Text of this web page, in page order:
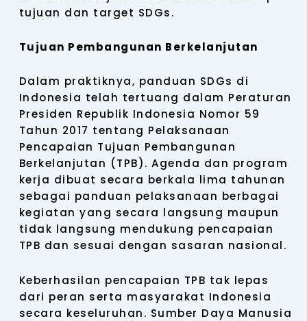
tujuan dan target SDGs.
Tujuan Pembangunan Berkelanjutan
Dalam praktiknya, panduan SDGs di
Indonesia telah tertuang dalam Peraturan
Presiden Republik Indonesia Nomor 59
Tahun 2017 tentang Pelaksanaan
Pencapaian Tujuan Pembangunan
Berkelanjutan (TPB). Agenda dan program
kerja dibuat secara berkala lima tahunan
sebagai panduan pelaksanaan berbagai
kegiatan yang secara langsung maupun
tidak langsung mendukung pencapaian
TPB dan sesuai dengan sasaran nasional.
Keberhasilan pencapaian TPB tak lepas
dari peran serta masyarakat Indonesia
secara keseluruhan. Sumber Daya Manusia